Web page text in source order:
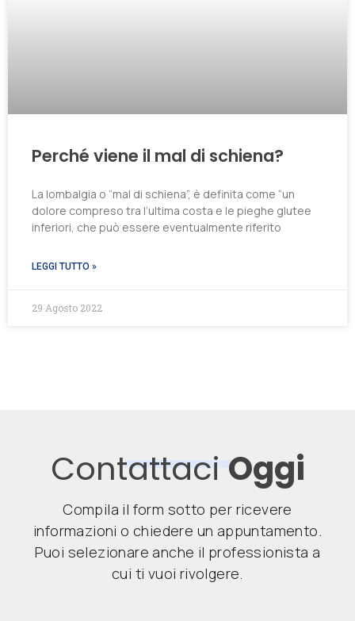
Perché viene il mal di schiena?
La lombalgia o “mal di schiena”, è definita come “un
dolore compreso tra l’ultima costa e le pieghe glutee
inferiori, che può essere eventualmente riferito
LEGGI TUTTO »
29 Agosto 2022
Contattaci Oggi
Compila il form sotto per ricevere
informazioni o chiedere un appuntamento.
Puoi selezionare anche il professionista a
cui ti vuoi rivolgere.